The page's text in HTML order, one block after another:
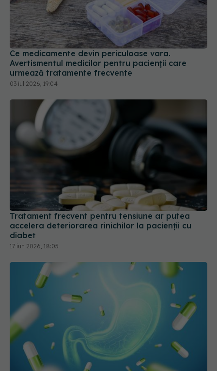
Ce medicamente devin periculoase vara.
Avertismentul medicilor pentru pacienții care
urmează tratamente frecvente
03 iul 2026, 19:04
Tratament frecvent pentru tensiune ar putea
accelera deteriorarea rinichilor la pacienții cu
diabet
17 iun 2026, 18:05
Ce trebuie să știi despre medicamentele pentru